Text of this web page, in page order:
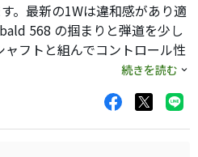
。最新の1Wは違和感があり適
568 の掴まりと弾道を少し
フトと組んでコントロール性
はSIM9°でこれには及びませ
弾道低スピンで逆玉が出難
でフックと正直ですが左が出
。顔が良く長く使うほど馴染
ます。
続きを読む